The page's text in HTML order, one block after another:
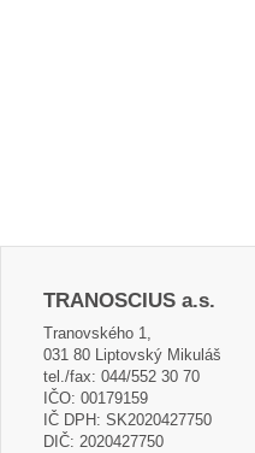
TRANOSCIUS a.s.
Tranovského 1,
031 80 Liptovský Mikuláš
tel./fax: 044/552 30 70
IČO: 00179159
IČ DPH: SK2020427750
DIČ: 2020427750